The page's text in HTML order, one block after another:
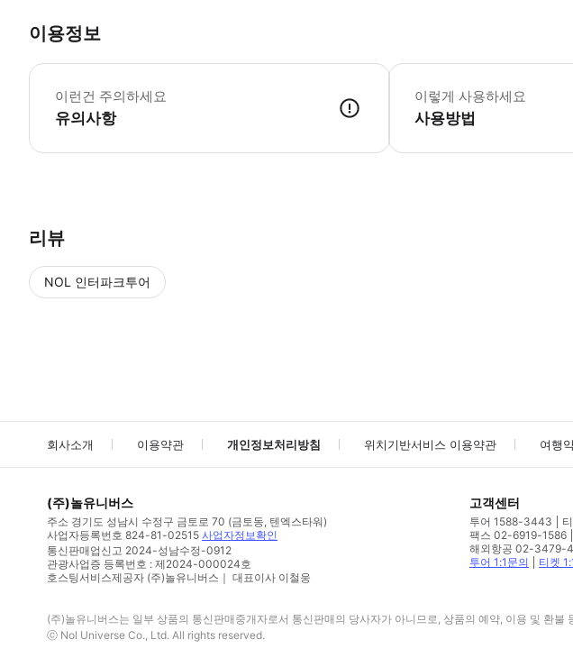
이용정보
이런건 주의하세요
유의사항
▶ 꼭 알아두세요 * 이 활동에는 인
이렇게 사용하세요
사용방법
리뷰
NOL 인터파크투어
회사소개 이용약관 개인정보처리방침 위치기반서비스 이용약관 여행
(주)놀유니버스
주소 경기도 성남시 수정구 금토로 70 (금토동, 텐엑스타워)
사업자등록번호 824-81-02515 사업자정보확인
통신판매업신고 2024-성남수정-0912
관광사업증 등록번호 : 제2024-000024호
호스팅서비스제공자 (주)놀유니버스｜ 대표이사 이철웅
고객센터
투어 1588-3443
팩스 02-6919-1586
해외항공 02-3479-
투어 1:1문의
티켓
(주)놀유니버스는 일부 상품의 통신판매중개자로서 통신판매의 당사자가 아니므로, 상품의 예약, 이용 및 환불
ⓒ Nol Universe Co., Ltd. All rights reserved.